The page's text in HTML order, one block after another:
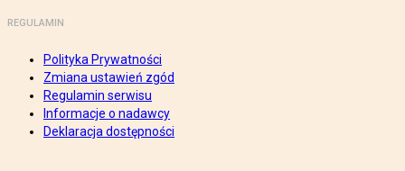
REGULAMIN
Polityka Prywatności
Zmiana ustawień zgód
Regulamin serwisu
Informacje o nadawcy
Deklaracja dostępności